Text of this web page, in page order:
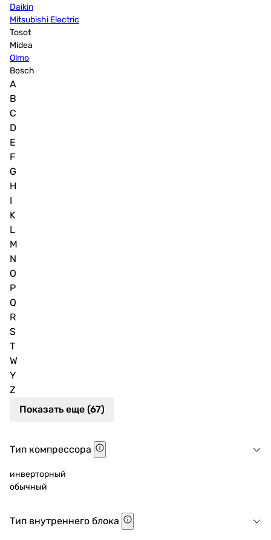
Daikin
Mitsubishi Electric
Tosot
Midea
Olmo
Bosch
A
B
C
D
E
F
G
H
I
K
L
M
N
O
P
Q
R
S
T
W
Y
Z
Показать еще (67)
Тип компрессора
инверторный
обычный
Тип внутреннего блока